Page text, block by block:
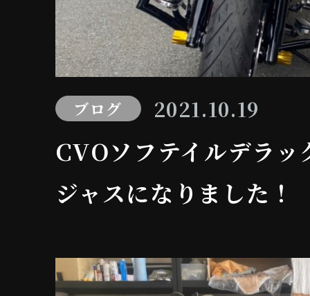
ブログ 2021.10.19
CVOソフテイルデラッ
ジャスになりました！